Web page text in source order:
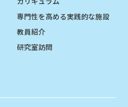
専門性を高める実践的な施設
教員紹介
研究室訪問